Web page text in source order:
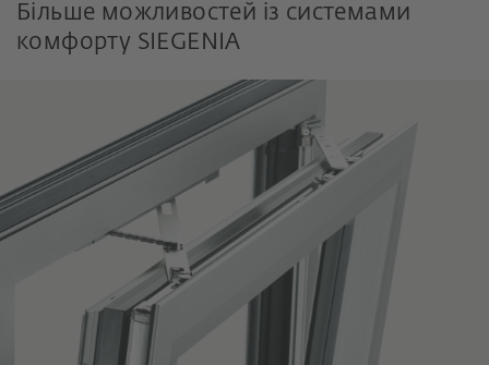
Більше можливостей із системами
комфорту SIEGENIA